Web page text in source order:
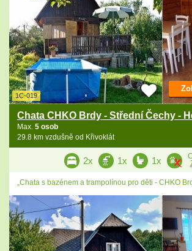
1C-019
Chata CHKO Brdy - Střední Čechy -
Max. 5 osob
29.8 km vzdušně od Křivoklát
2x 1x 1x
„Chata s bazénem a trampolínou pro děti - CHKO